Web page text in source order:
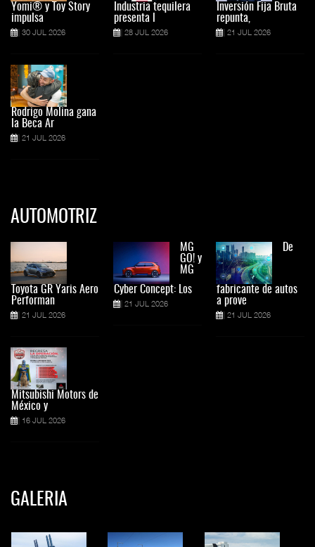
Yomi® y Toy Story
impulsa
30 JUL 2026
Rodrigo Molina gana
la Beca Ar
21 JUL 2026
Industria tequilera
presenta l
28 JUL 2026
Inversión Fija Bruta
repunta,
21 JUL 2026
AUTOMOTRIZ
Toyota GR Yaris Aero
Performan
21 JUL 2026
Mitsubishi Motors de
México y
16 JUL 2026
MG
GO! y
MG
Cyber Concept: Los
21 JUL 2026
De
fabricante de autos
a prove
21 JUL 2026
GALERIA